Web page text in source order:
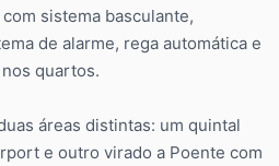
sistema basculante,
de alarme, rega automática e
quartos.
áreas distintas: um quintal
e outro virado a Poente com